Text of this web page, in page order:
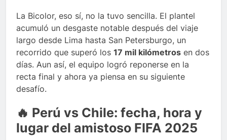
La Bicolor, eso sí, no la tuvo sencilla. El plantel
acumuló un desgaste notable después del viaje
largo desde Lima hasta San Petersburgo, un
recorrido que superó los 17 mil kilómetros en dos
días. Aun así, el equipo logró reponerse en la
recta final y ahora ya piensa en su siguiente
desafío.
🔥 Perú vs Chile: fecha, hora y
lugar del amistoso FIFA 2025